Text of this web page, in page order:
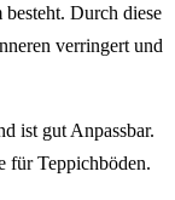
Durch diese
verringert und
ist gut Anpassbar.
für Teppichböden.